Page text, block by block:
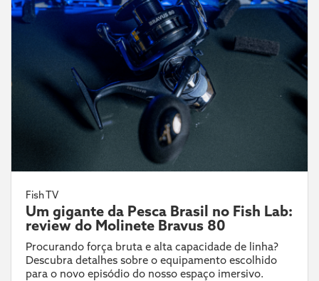
Fish TV
Um gigante da Pesca Brasil no Fish Lab:
review do Molinete Bravus 80
Procurando força bruta e alta capacidade de linha?
Descubra detalhes sobre o equipamento escolhido
para o novo episódio do nosso espaço imersivo.